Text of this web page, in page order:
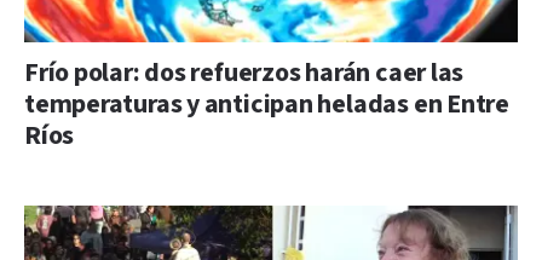
Frío polar: dos refuerzos harán caer las
temperaturas y anticipan heladas en Entre
Ríos